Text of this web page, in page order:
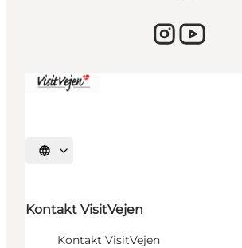
Sprache auswählen
Kontakt VisitVejen
Kontakt VisitVejen